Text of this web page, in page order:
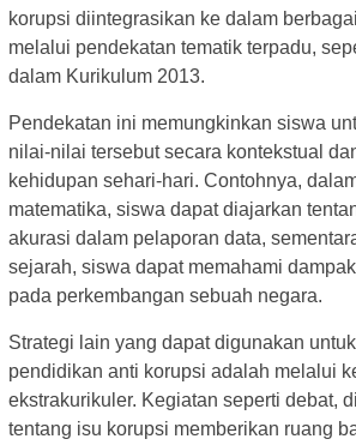
korupsi diintegrasikan ke dalam
melalui pendekatan tematik terpadu,
dalam Kurikulum 2013.
Pendekatan ini memungkinkan siswa
nilai-nilai tersebut secara kontekstual
kehidupan sehari-hari. Contohnya,
matematika, siswa dapat diajarkan
akurasi dalam pelaporan data,
sejarah, siswa dapat memahami
pada perkembangan sebuah negara.
Strategi lain yang dapat digunakan
pendidikan anti korupsi adalah melalui
ekstrakurikuler. Kegiatan seperti debat,
tentang isu korupsi memberikan ruang